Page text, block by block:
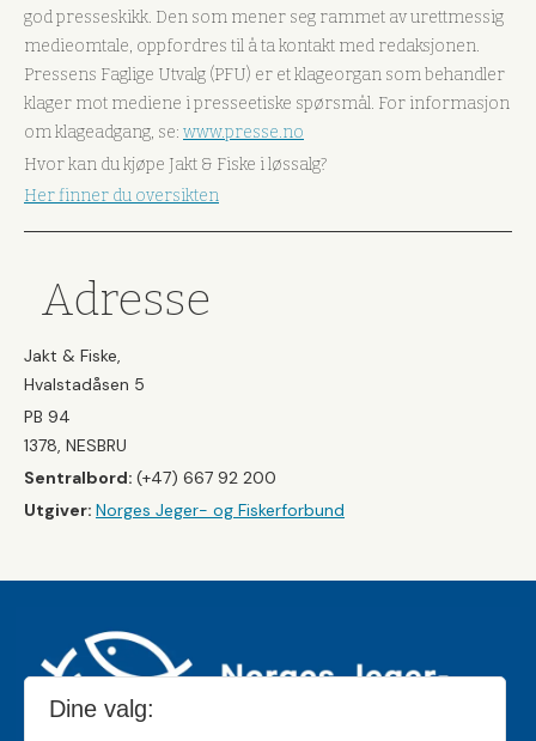
god presseskikk. Den som mener seg rammet av urettmessig
medieomtale, oppfordres til å ta kontakt med redaksjonen.
Pressens Faglige Utvalg (PFU) er et klageorgan som behandler
klager mot mediene i presseetiske spørsmål. For informasjon
om klageadgang, se: www.presse.no
Hvor kan du kjøpe Jakt & Fiske i løssalg?
Her finner du oversikten
Adresse
Jakt & Fiske,
Hvalstadåsen 5
PB 94
1378, NESBRU
Sentralbord: (+47) 667 92 200
Utgiver: Norges Jeger- og Fiskerforbund
Dine valg: